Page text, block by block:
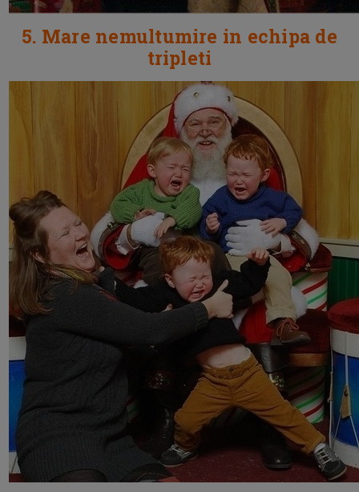
5. Mare nemultumire in echipa de
tripleti